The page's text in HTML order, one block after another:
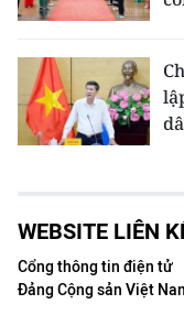
WEBSITE LIÊN
Cổng thông tin điện tử
Đảng Cộng sản Việt